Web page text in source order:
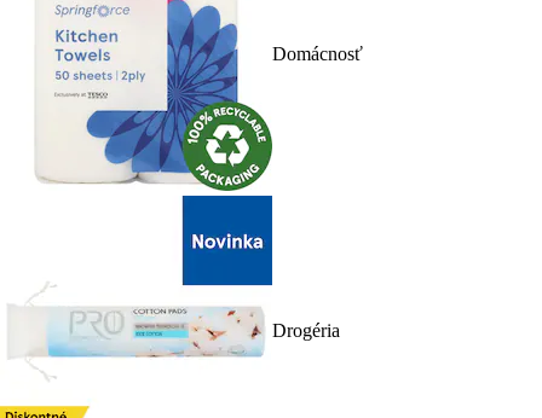
Domácnosť
Drogéria